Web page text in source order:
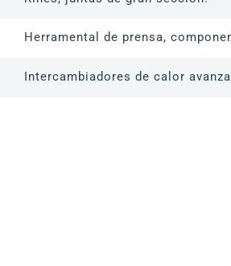
Herramental de prensa,
Intercambiadores de calor